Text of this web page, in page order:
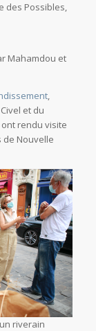
des Possibles,
Mahamdou et
,
et du
rendu visite
de Nouvelle
riverain